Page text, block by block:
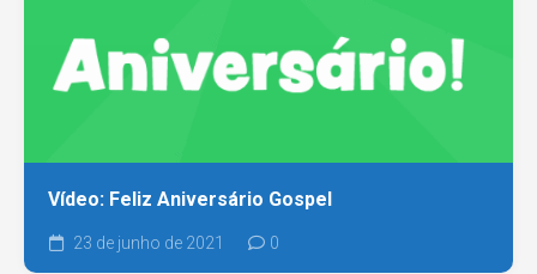
Vídeo: Feliz Aniversário Gospel
23 de junho de 2021 0